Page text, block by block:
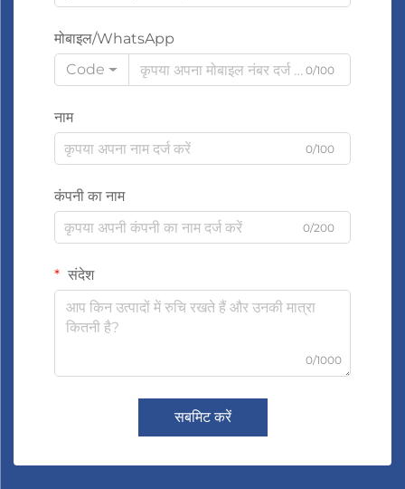
मोबाइल/WhatsApp
Code
0/100
नाम
0/100
कंपनी का नाम
0/200
संदेश
0/1000
सबमिट करें